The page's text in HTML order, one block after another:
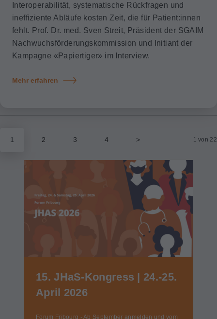
Interoperabilität, systematische Rückfragen und
ineffiziente Abläufe kosten Zeit, die für Patient:innen
fehlt. Prof. Dr. med. Sven Streit, Präsident der SGAIM
Nachwuchsförderungskommission und Initiant der
Kampagne «Papiertiger» im Interview.
Mehr erfahren
1 2 3 4 > 1 von 22
15. JHaS-Kongress | 24.-25.
April 2026
Forum Fribourg - Ab September anmelden und vom